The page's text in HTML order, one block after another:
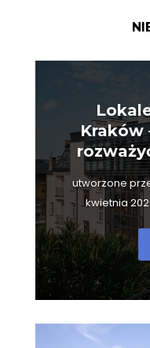
Kraków
utworzone
kwietnia